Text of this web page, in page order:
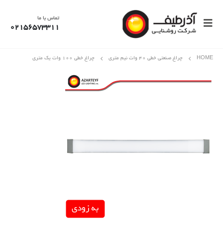
تماس با ما
02156573311
HOME چراغ صنعتی خطی 40 وات نیم متری چراغ خطی ۱۰۰ وات یک متری